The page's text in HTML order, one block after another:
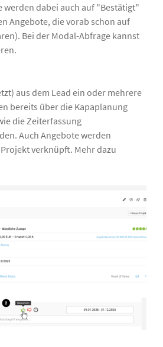
werden dabei auch auf "Bestätigt"
Angebote, die vorab schon auf
Bei der Modal-Abfrage kannst
aus dem Lead ein oder mehrere
bereits über die Kapaplanung
die Zeiterfassung
Auch Angebote werden
verknüpft. Mehr dazu